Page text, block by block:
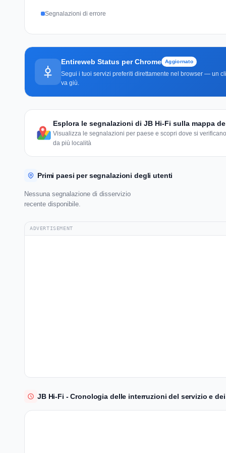
Segnalazioni di errore
Entireweb Status per Chrome Aggiornato
Segui i tuoi servizi preferiti direttamente nel browser — un
va giù.
Esplora le segnalazioni di JB Hi-Fi sulla mappa
Visualizza le segnalazioni per paese e scopri dove si
da più località
Primi paesi per segnalazioni degli utenti
Nessuna segnalazione di disservizio
recente disponibile.
ADVERTISEMENT
JB Hi-Fi - Cronologia delle interruzioni del servizio e